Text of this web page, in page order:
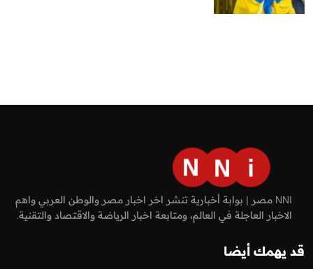
NNI مصر | بوابة أخبارية تنشر اخر اخبار مصر والوطن العربي واهم
الاخبار العاجلة في العالم، ومتابعة اخبار الرياضة والاقتصاد والتقنية.
قد يهمك أيضا